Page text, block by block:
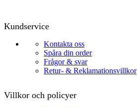
Kundservice
Kontakta oss
Spåra din order
Frågor & svar
Retur- & Reklamationsvillkor
Villkor och policyer